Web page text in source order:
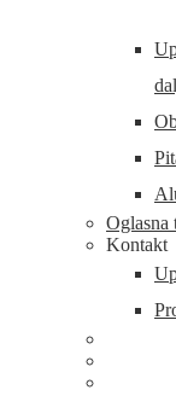
Oglasna
Kontakt